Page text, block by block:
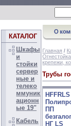
КАТАЛОГ
Шкафы
и
стойки
сервер
ные и
телеко
ммуник
ационн
ые 19"
Кабель
Главная /
крепежи,
Трубы
HFFRLS
ПП
НГ LS